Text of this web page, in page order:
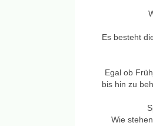
Es besteht
Egal ob
bis hin zu
Wie